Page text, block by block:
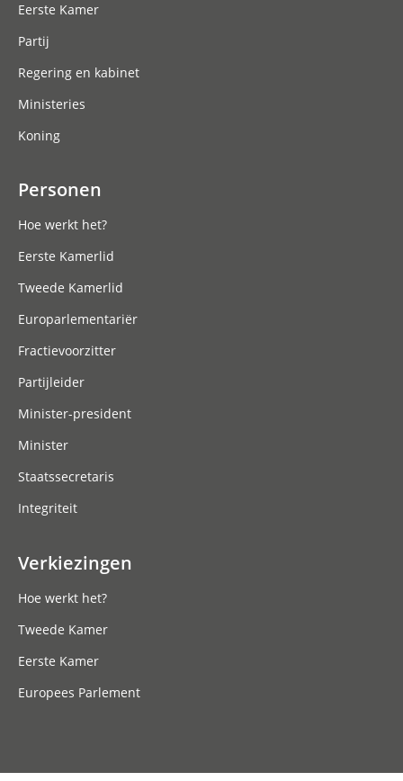
Eerste Kamer
Partij
Regering en kabinet
Ministeries
Koning
Personen
Hoe werkt het?
Eerste Kamerlid
Tweede Kamerlid
Europarlementariër
Fractievoorzitter
Partijleider
Minister-president
Minister
Staatssecretaris
Integriteit
Verkiezingen
Hoe werkt het?
Tweede Kamer
Eerste Kamer
Europees Parlement